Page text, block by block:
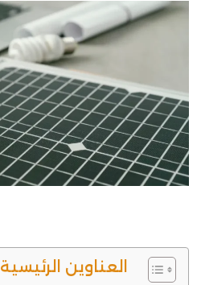
العناوين الرئيسية